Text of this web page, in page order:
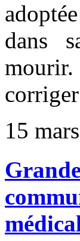
dans
mourir.
15